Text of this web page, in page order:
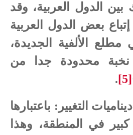
بين الدول العربية، وقد
بعض الدول العربية
الألفية الجديدة،
محدودة جدا من
[5]
.
التغيير: باعتبارها
كبير في المنطقة، وهذا